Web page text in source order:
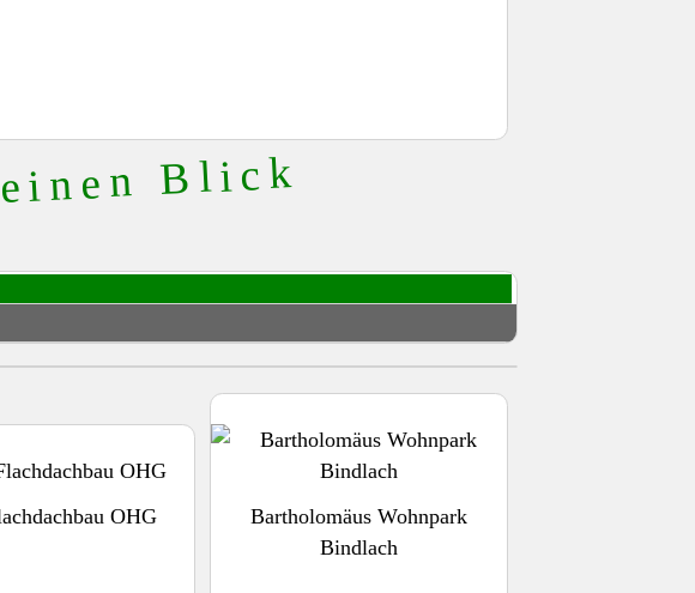
Blick
OHG
Bartholomäus Wohnpark
Bindlach